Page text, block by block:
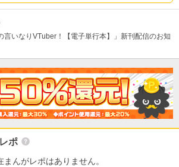
言いなりVTuber！【電子単行本】」新刊配信のお知
ポ
まんがレポはありません。